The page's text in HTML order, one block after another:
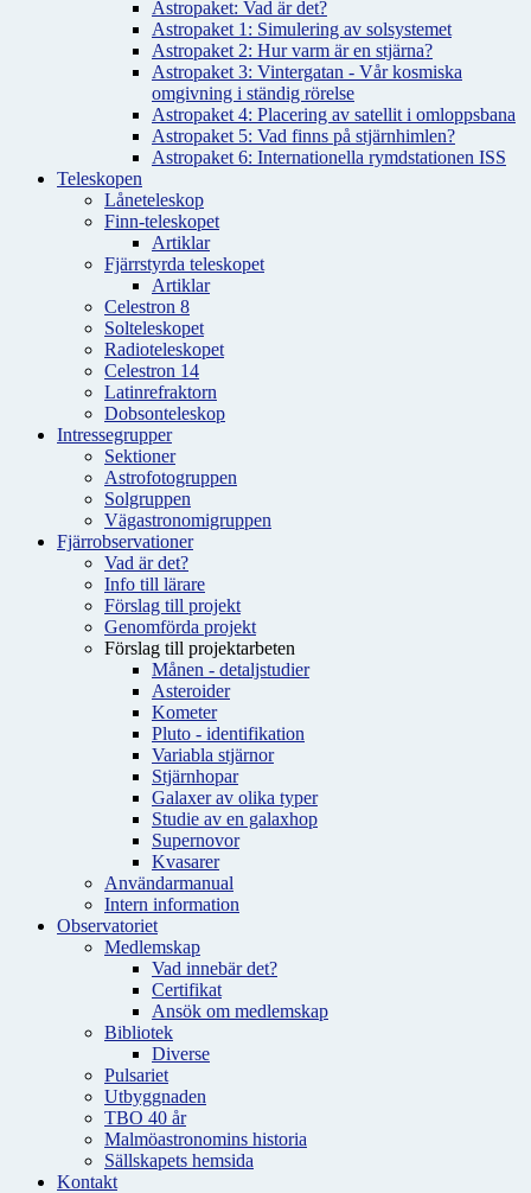
Astropaket: Vad är det?
Astropaket 1: Simulering av solsystemet
Astropaket 2: Hur varm är en stjärna?
Astropaket 3: Vintergatan - Vår kosmiska
omgivning i ständig rörelse
Astropaket 4: Placering av satellit i omloppsbana
Astropaket 5: Vad finns på stjärnhimlen?
Astropaket 6: Internationella rymdstationen ISS
Teleskopen
Låneteleskop
Finn-teleskopet
Artiklar
Fjärrstyrda teleskopet
Artiklar
Celestron 8
Solteleskopet
Radioteleskopet
Celestron 14
Latinrefraktorn
Dobsonteleskop
Intressegrupper
Sektioner
Astrofotogruppen
Solgruppen
Vägastronomigruppen
Fjärrobservationer
Vad är det?
Info till lärare
Förslag till projekt
Genomförda projekt
Förslag till projektarbeten
Månen - detaljstudier
Asteroider
Kometer
Pluto - identifikation
Variabla stjärnor
Stjärnhopar
Galaxer av olika typer
Studie av en galaxhop
Supernovor
Kvasarer
Användarmanual
Intern information
Observatoriet
Medlemskap
Vad innebär det?
Certifikat
Ansök om medlemskap
Bibliotek
Diverse
Pulsariet
Utbyggnaden
TBO 40 år
Malmöastronomins historia
Sällskapets hemsida
Kontakt